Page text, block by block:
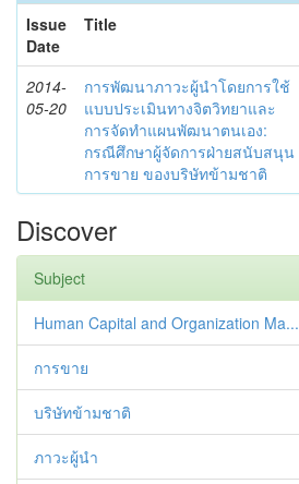
Issue
Date
Title
2014-
05-20
การพัฒนาภาวะผู้นำโดยการใช้
แบบประเมินทางจิตวิทยาและ
การจัดทำแผนพัฒนาตนเอง:
กรณีศึกษาผู้จัดการฝ่ายสนับสนุน
การขาย ของบริษัทข้ามชาติ
Discover
Subject
Human Capital and Organization Ma...
การขาย
บริษัทข้ามชาติ
ภาวะผู้นำ